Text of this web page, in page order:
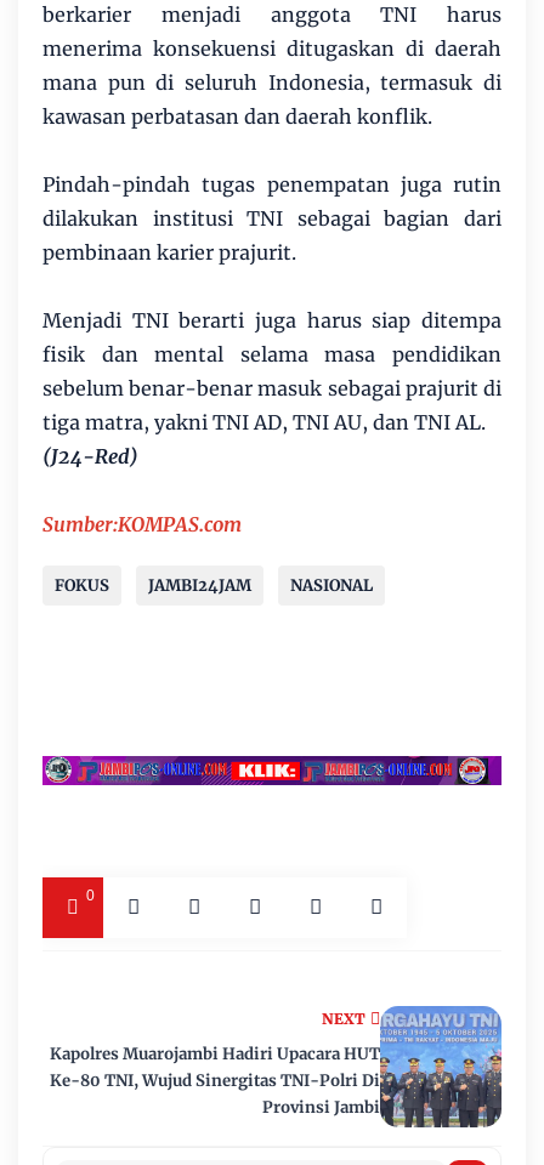
berkarier menjadi anggota TNI harus
menerima konsekuensi ditugaskan di daerah
mana pun di seluruh Indonesia, termasuk di
kawasan perbatasan dan daerah konflik.
Pindah-pindah tugas penempatan juga rutin
dilakukan institusi TNI sebagai bagian dari
pembinaan karier prajurit.
Menjadi TNI berarti juga harus siap ditempa
fisik dan mental selama masa pendidikan
sebelum benar-benar masuk sebagai prajurit di
tiga matra, yakni TNI AD, TNI AU, dan TNI AL.
(J24-Red)
Sumber:KOMPAS.com
FOKUS JAMBI24JAM NASIONAL
0
NEXT
Kapolres Muarojambi Hadiri Upacara HUT
Ke-80 TNI, Wujud Sinergitas TNI-Polri Di
Provinsi Jambi